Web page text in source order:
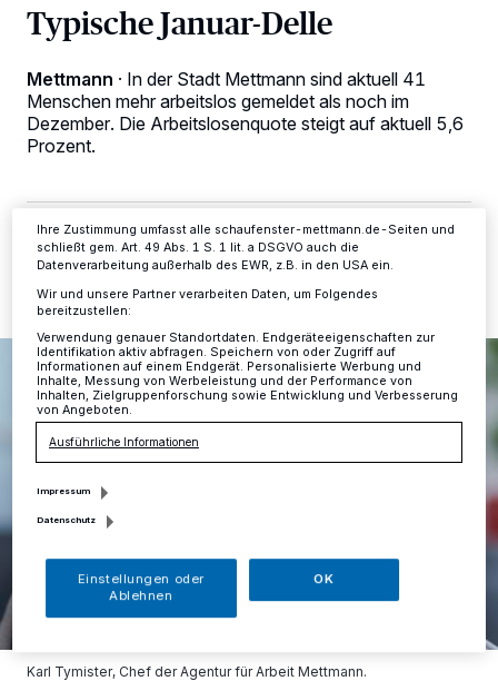
Typische Januar-Delle
Mettmann · In der Stadt Mettmann sind aktuell 41
Menschen mehr arbeitslos gemeldet als noch im
Dezember. Die Arbeitslosenquote steigt auf aktuell 5,6
Prozent.
03.02.2023 , 12:34 Uhr 2 Minuten Lesezeit
Karl Tymister, Chef der Agentur für Arbeit Mettmann.
personenbezogene Daten wie Browserdaten oder eindeutige
Kennungen auf Ihrem Gerät zu. Durch Auswahl von OK aktivieren Sie
verarbeiten Daten, um Ihnen Dienste bereitzustellen“ aufgeführten
Zwecke. Wenn Tracker deaktiviert sind, sind manche Inhalte und
Anzeigen möglicherweise nicht mehr so relevant für Sie. Sie können
dieses Menü jederzeit wieder aufrufen, um Ihre Einstellungen zu
ändern oder Ihre Einwilligung zu widerrufen, indem Sie auf den Link
Informationen finden Sie in unserer Datenschutzerklärung.
Ihre Zustimmung umfasst alle schaufenster-mettmann.de-Seiten und
schließt gem. Art. 49 Abs. 1 S. 1 lit. a DSGVO auch die
Datenverarbeitung außerhalb des EWR, z.B. in den USA ein.
Wir und unsere Partner verarbeiten Daten, um Folgendes
bereitzustellen:
Verwendung genauer Standortdaten. Endgeräteeigenschaften zur
Identifikation aktiv abfragen. Speichern von oder Zugriff auf
Informationen auf einem Endgerät. Personalisierte Werbung und
Inhalte, Messung von Werbeleistung und der Performance von
Inhalten, Zielgruppenforschung sowie Entwicklung und Verbesserung
von Angeboten.
Ausführliche Informationen
Impressum
Datenschutz
Einstellungen oder
Ablehnen
OK